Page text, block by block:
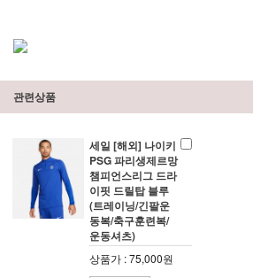
관련상품
세일 [해외] 나이키
PSG 파리생제르망
챔피언스리그 드라
이핏 드릴탑 블루
(트레이닝/긴팔운
동복/축구훈련복/
운동셔츠)
상품가 : 75,000원